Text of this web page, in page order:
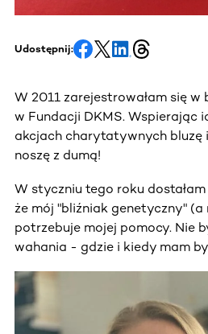
Udostępnij:
W 2011 zarejestrowałam się w
w Fundacji DKMS. Wspierając
akcjach charytatywnych bluzę
noszę z dumą!
W styczniu tego roku
że mój "bliźniak genetyczny"
potrzebuje mojej pomocy. Nie
wahania - gdzie i kiedy mam